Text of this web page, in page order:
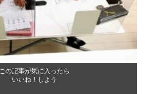
この記事が気に入ったら
いいね！しよう